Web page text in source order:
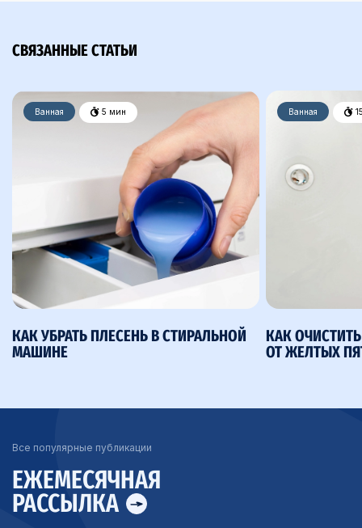
СВЯЗАННЫЕ СТАТЬИ
Ванная 5 мин
КАК УБРАТЬ ПЛЕСЕНЬ В СТИРАЛЬНОЙ
МАШИНЕ
Ванная
КАК
ОТ ЖЕЛТЫХ
Все популярные публикации
ЕЖЕМЕСЯЧНАЯ
РАССЫЛКА